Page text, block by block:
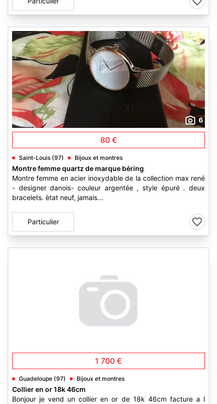
6
80 €
Saint-Louis (97) Bijoux et montres
Montre femme quartz de marque béring
Montre femme en acier inoxydable de la collection max rené
- designer danois- couleur argentée , style épuré . deux
bracelets. ètat neuf, jamais...
Particulier
1 700 €
Guadeloupe (97) Bijoux et montres
Collier en or 18k 46cm
Bonjour je vend un collier en or de 18k 46cm facture a l